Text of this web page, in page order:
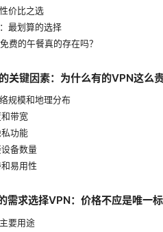
价比之选
最划算的选择
费的午餐真的存在吗？
关键因素：为什么有的VPN这么贵
规模和地理分布
带宽
功能
备数量
易用性
需求选择VPN：价格不应是唯一
要用途